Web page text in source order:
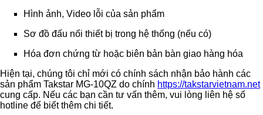
Hình ảnh, Video lỗi của sản phẩm
Sơ đồ đấu nối thiết bị trong hệ thống (nếu có)
Hóa đơn chứng từ hoặc biên bản bàn giao hàng hóa
Hiện tại, chúng tôi chỉ mới có chính sách nhận bảo hành các
sản phẩm Takstar MG-10QZ do chính https://takstarvietnam.net
cung cấp. Nếu các bạn cần tư vấn thêm, vui lòng liên hệ số
hotline để biết thêm chi tiết.